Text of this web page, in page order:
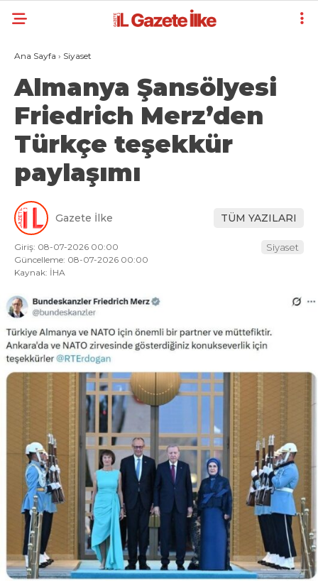
Ana Sayfa › Siyaset
Almanya Şansölyesi
Friedrich Merz’den
Türkçe teşekkür
paylaşımı
Gazete İlke TÜM YAZILARI
Giriş: 08-07-2026 00:00
Güncelleme: 08-07-2026 00:00
Kaynak: İHA
Siyaset